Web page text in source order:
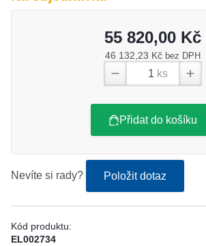
55 820,00 Kč
46 132,23 Kč bez DPH
ks
Přidat do košíku
Nevíte si rady? Položit dotaz
Kód produktu:
EL002734